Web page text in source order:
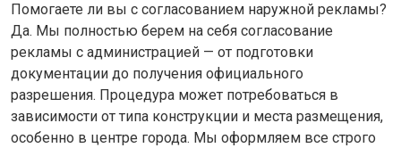
Помогаете ли вы с согласованием наружной рекламы?
Да. Мы полностью берем на себя согласование
рекламы с администрацией — от подготовки
документации до получения официального
разрешения. Процедура может потребоваться в
зависимости от типа конструкции и места размещения,
особенно в центре города. Мы оформляем все строго